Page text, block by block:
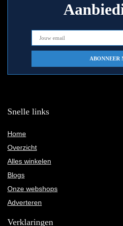
Snelle links
Home
Overzicht
Alles winkelen
Blogs
Onze webshops
Adverteren
Verklaringen